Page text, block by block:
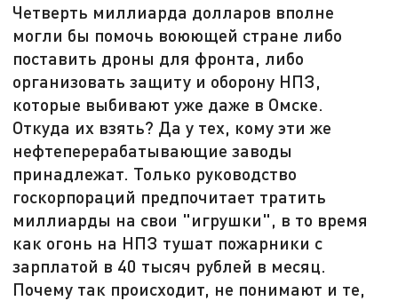
Четверть миллиарда долларов вполне
могли бы помочь воюющей стране либо
поставить дроны для фронта, либо
организовать защиту и оборону НПЗ,
которые выбивают уже даже в Омске.
Откуда их взять? Да у тех, кому эти же
нефтеперерабатывающие заводы
принадлежат. Только руководство
госкорпораций предпочитает тратить
миллиарды на свои "игрушки", в то время
как огонь на НПЗ тушат пожарники с
зарплатой в 40 тысяч рублей в месяц.
Почему так происходит, не понимают и те,